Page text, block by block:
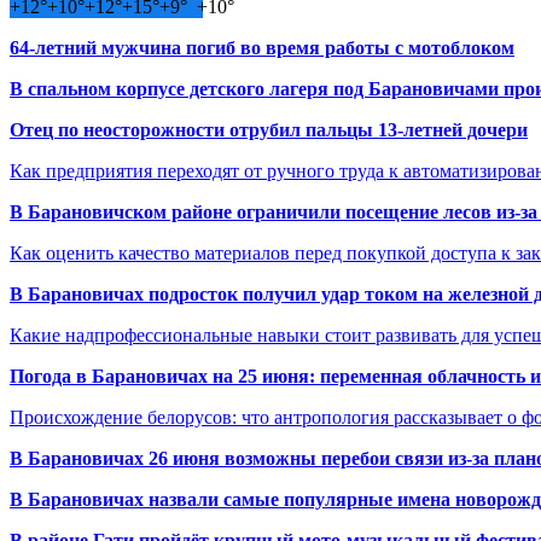
+12°+10°+12°+15°+9° +10°
64-летний мужчина погиб во время работы с мотоблоком
В спальном корпусе детского лагеря под Барановичами
Отец по неосторожности отрубил пальцы 13-летней дочери
Как предприятия переходят от ручного труда к
В Барановичском районе ограничили посещение лесов из-
Как оценить качество материалов перед покупкой доступа к
В Барановичах подросток получил удар током на железной
Какие надпрофессиональные навыки стоит развивать для
Погода в Барановичах на 25 июня: переменная облачность
Происхождение белорусов: что антропология рассказывает о
В Барановичах 26 июня возможны перебои связи из-за
В Барановичах назвали самые популярные имена